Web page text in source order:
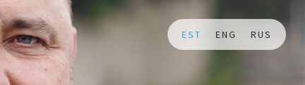
EST ENG RUS